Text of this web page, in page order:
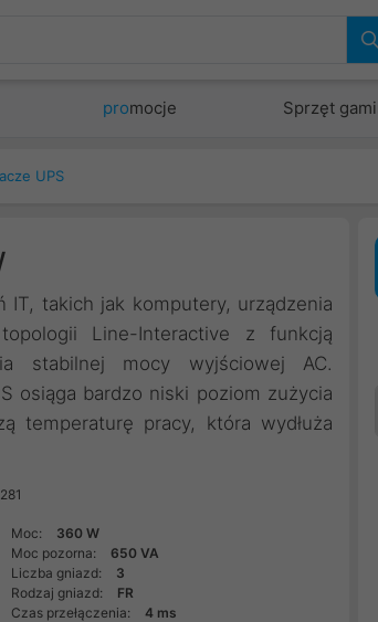
promocje Sprzęt
UPS
IT, takich jak komputery, urządzenia
Line-Interactive z funkcją
stabilnej mocy wyjściowej AC.
osiąga bardzo niski poziom zużycia
temperaturę pracy, która wydłuża
Moc:
360 W
Moc pozorna:
650 VA
Liczba gniazd:
3
Rodzaj gniazd:
FR
Czas przełączenia:
4 ms